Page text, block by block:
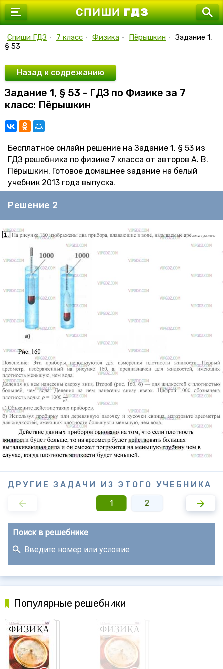
7 класс
9 класс
10 класс
11 класс
Спиши ГДЗ • 7 класс • Физика • Пёрышкин • Задание 1,
§ 53
Назад к содрежанию
Задание 1, § 53 - ГДЗ по Физике за 7
класс: Пёрышкин
Бесплатное онлайн решение на Задание 1, § 53 из
ГДЗ решебника по физике 7 класса от авторов А. В.
Пёрышкин. Готовое домашнее задание на белый
учебник 2013 года выпуска.
Решение 2
ДРУГИЕ ЗАДАЧИ ИЗ ЭТОГО УЧЕБНИКА
1
2
Поиск в решебнике
Популярные решебники